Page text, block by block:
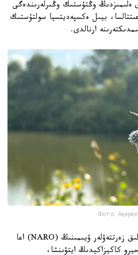
ەلىمىزدىڭ وڭتۇستىك وڭىرلەرىندەگى
بيىل ەكسپەديتسيا سولتۇستىك
ارنالدى.
Фото:
جاپونيانىڭ ۇلتتىق اگرارلىق زەرتتەۋلەر ۇيىمىنىڭ (NARO) اعا
كاكيزاكيدىڭ ايتۋىنشا،